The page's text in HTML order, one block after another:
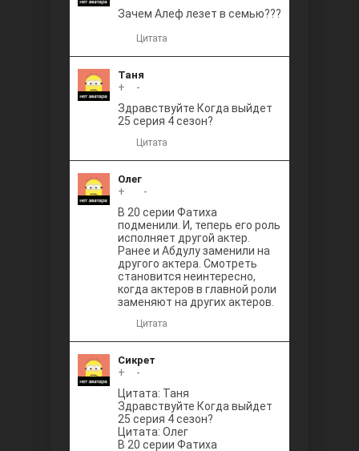
Зачем Алеф лезет в семью???
Цитата
Таня
+
-
Здравствуйте Когда выйдет
25 серия 4 сезон?
Цитата
Олег
+
-
В 20 серии Фатиха
подменили. И, теперь его роль
исполняет другой актер.
Ранее и Абдулу заменили на
другого актера. Смотреть
становится неинтересно,
когда актеров в главной роли
заменяют на других актеров.
Цитата
Сикрет
+
-
Цитата: Таня
Здравствуйте Когда выйдет
25 серия 4 сезон?
Цитата: Олег
В 20 серии Фатиха